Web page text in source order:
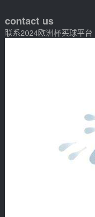
contact us
联系2024欧洲杯买球平台